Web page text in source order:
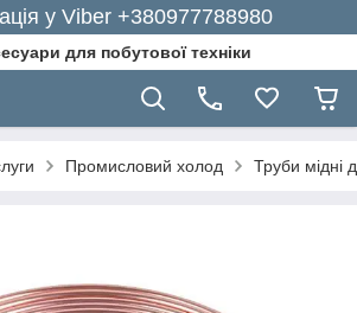
у Viber +380977788980
для побутової техніки
Промисловий холод Труби мідні